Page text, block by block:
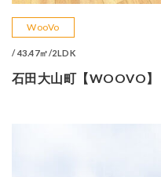
WooVo
/ 43.47㎡/2LDK
石田大山町【WOOVO】